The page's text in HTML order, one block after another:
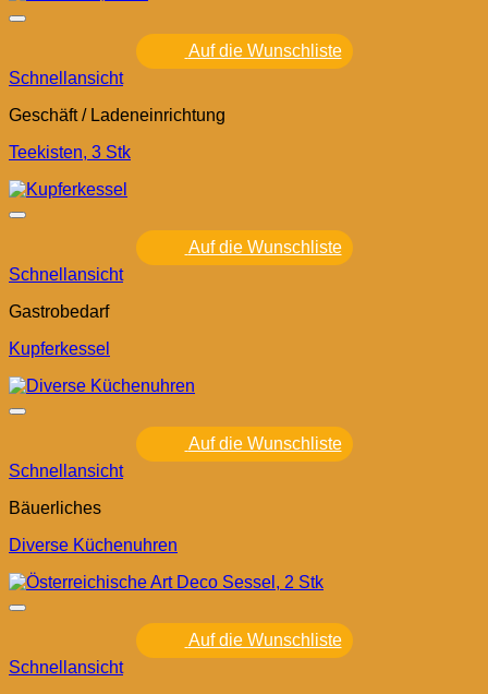
Auf die Wunschliste
Schnellansicht
Geschäft / Ladeneinrichtung
Teekisten, 3 Stk
Auf die Wunschliste
Schnellansicht
Gastrobedarf
Kupferkessel
Auf die Wunschliste
Schnellansicht
Bäuerliches
Diverse Küchenuhren
Auf die Wunschliste
Schnellansicht